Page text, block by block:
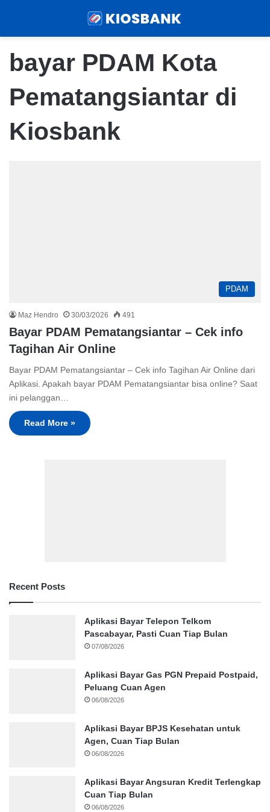
bayar PDAM Kota
Pematangsiantar di
Kiosbank
PDAM
Maz Hendro 30/03/2026 491
Bayar PDAM Pematangsiantar – Cek info
Tagihan Air Online
Bayar PDAM Pematangsiantar – Cek info Tagihan Air Online dari
Aplikasi. Apakah bayar PDAM Pematangsiantar bisa online? Saat
ini pelanggan…
Read More »
Recent Posts
Aplikasi Bayar Telepon Telkom
Pascabayar, Pasti Cuan Tiap Bulan
07/08/2026
Aplikasi Bayar Gas PGN Prepaid Postpaid,
Peluang Cuan Agen
06/08/2026
Aplikasi Bayar BPJS Kesehatan untuk
Agen, Cuan Tiap Bulan
06/08/2026
Aplikasi Bayar Angsuran Kredit Terlengkap
Cuan Tiap Bulan
06/08/2026